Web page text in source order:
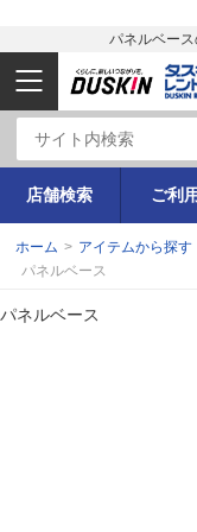
パネルベー
店舗検索 ご利
ホーム > アイテムから探す
パネルベース
パネルベース